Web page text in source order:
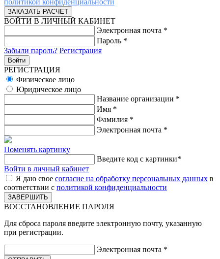
ВОЙТИ В ЛИЧНЫЙ КАБИНЕТ
Электронная почта *
Пароль *
Забыли пароль? Регистрация
РЕГИСТРАЦИЯ
Физическое лицо
Юридическое лицо
Название организации *
Имя *
Фамилия *
Электронная почта *
Поменять картинку
Введите код с картинки*
Войти в личный кабинет
Я даю свое согласие на обработку персональных данных в
соответствии с политикой конфиденциальности
ВОССТАНОВЛЕНИЕ ПАРОЛЯ
Для сброса пароля введите электронную почту, указанную
при регистрации.
Электронная почта *